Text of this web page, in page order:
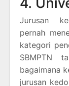
Jurusan
pernah
kategori
SBMPTN
bagaimana
jurusan